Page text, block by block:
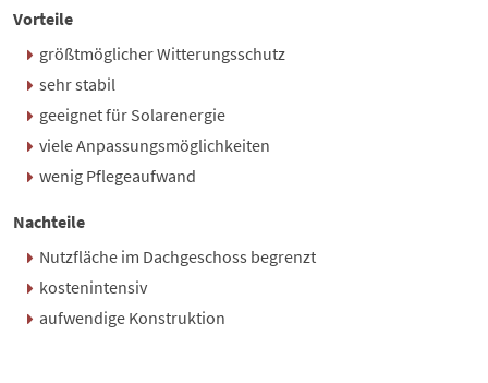
Vorteile
größtmöglicher Witterungsschutz
sehr stabil
geeignet für Solarenergie
viele Anpassungsmöglichkeiten
wenig Pflegeaufwand
Nachteile
Nutzfläche im Dachgeschoss begrenzt
kostenintensiv
aufwendige Konstruktion